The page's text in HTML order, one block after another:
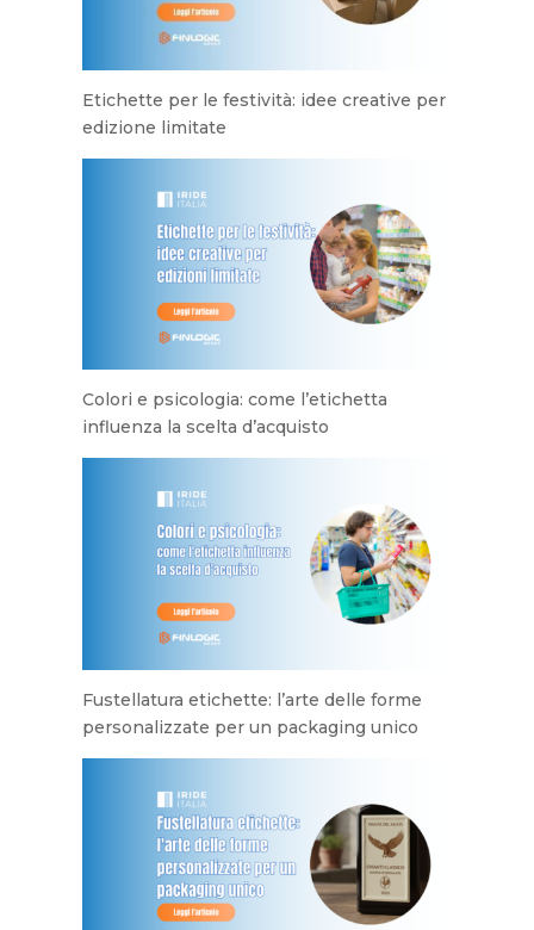
Etichette per le festività: idee creative per
edizione limitate
Colori e psicologia: come l’etichetta
influenza la scelta d’acquisto
Fustellatura etichette: l’arte delle forme
personalizzate per un packaging unico